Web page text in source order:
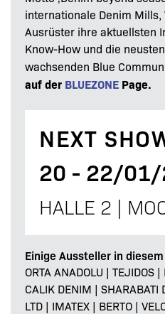
internationale Denim
Ausrüster ihre aktuellsten
Know-How und die
wachsenden Blue
auf der BLUEZONE Page.
NEXT
20 - 22/
HALLE 2 |
Einige Aussteller in
ORTA ANADOLU | TEJIDOS
CALIK DENIM | SHARABATI
LTD | IMATEX | BERTO |